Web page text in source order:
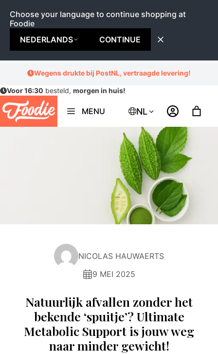
Choose your language to continue shopping at
Foodie
NEDERLANDS
CONTINUE
de
inhoud
Wegens drukte bij PostNL, vertraagde levering!
Voor 16:30 besteld, morgen in huis!
MENU NL
NICOLAS HAUWAERTS
9 MEI 2025
Natuurlijk afvallen zonder het
bekende ‘spuitje’? Ultimate
Metabolic Support is jouw weg
naar minder gewicht!